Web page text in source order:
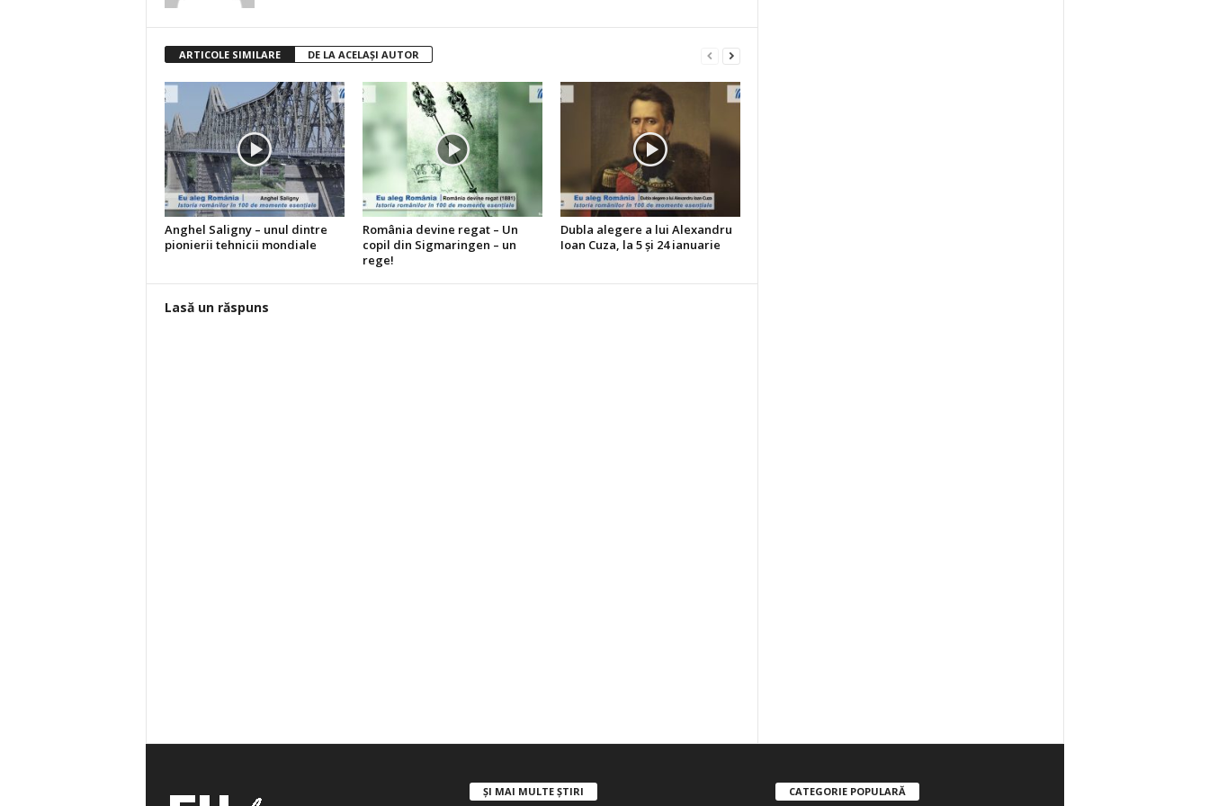
ARTICOLE SIMILARE DE LA ACELAȘI AUTOR
Anghel Saligny – unul dintre
pionierii tehnicii mondiale
România devine regat – Un
copil din Sigmaringen – un
rege!
Dubla alegere a lui Alexandru
Ioan Cuza, la 5 şi 24 ianuarie
Lasă un răspuns
ȘI MAI MULTE ȘTIRI CATEGORIE POPULARĂ